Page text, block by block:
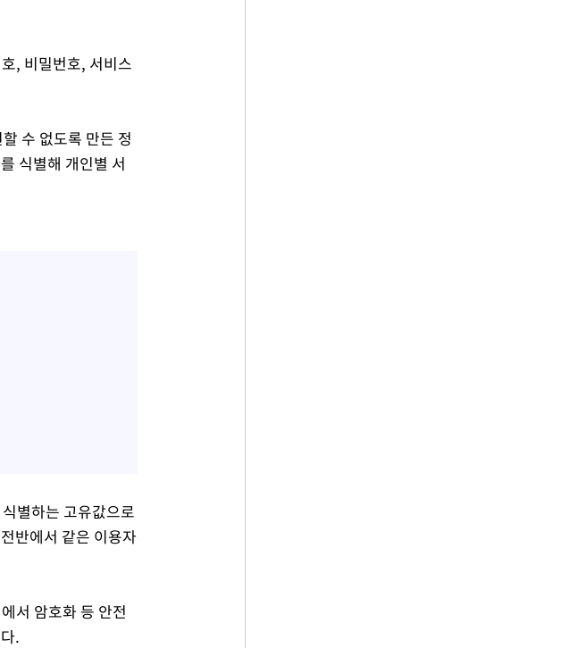
, 비밀번호, 서비스
수 없도록 만든 정
식별해 개인별 서
별하는 고유값으로
반에서 같은 이용자
서 암호화 등 안전
.